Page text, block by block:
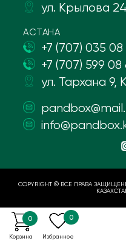
Корзина
0
Избранное
0
ул. Крылова 24
АСТАНА
+7 (707) 035 08
+7 (707) 599 08
ул. Тархана 9,
COPYRIGHT © ВСЕ ПРАВА